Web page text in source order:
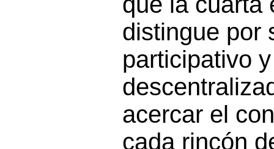
distingue por
participativo y
acercar el
cada rincón